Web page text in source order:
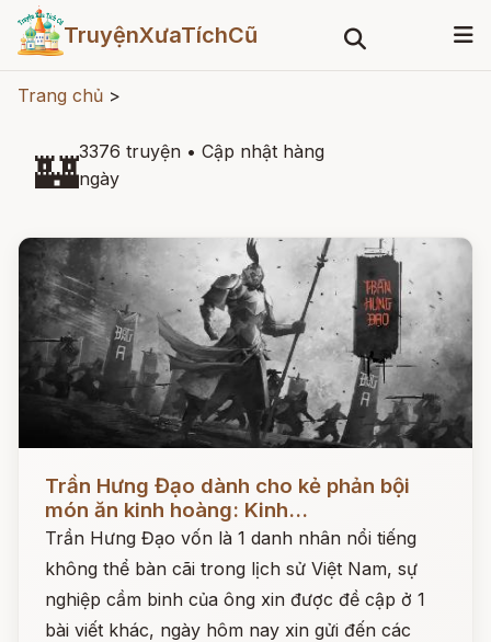
TruyệnXưaTíchCũ
Trang chủ >
🏰3376 truyện • Cập nhật hàng
ngày
Đọc ngay
Trần Hưng Đạo dành cho kẻ phản bội
món ăn kinh hoàng: Kinh...
Trần Hưng Đạo vốn là 1 danh nhân nổi tiếng
không thể bàn cãi trong lịch sử Việt Nam, sự
nghiệp cầm binh của ông xin được đề cập ở 1
bài viết khác, ngày hôm nay xin gửi đến các